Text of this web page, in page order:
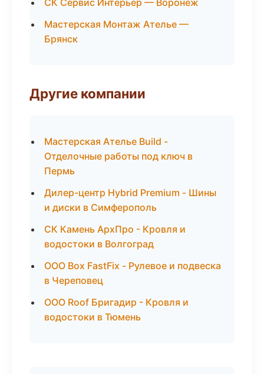
СК Сервис Интерьер — Воронеж
Мастерская Монтаж Ателье —
Брянск
Другие компании
Мастерская Ателье Build -
Отделочные работы под ключ в
Пермь
Дилер-центр Hybrid Premium - Шины
и диски в Симферополь
СК Камень АрхПро - Кровля и
водостоки в Волгоград
ООО Box FastFix - Рулевое и подвеска
в Череповец
ООО Roof Бригадир - Кровля и
водостоки в Тюмень